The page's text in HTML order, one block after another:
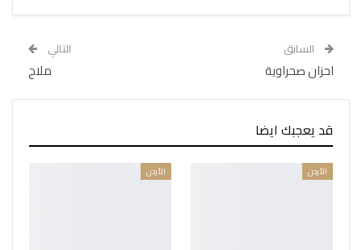
السابق
احزان صحراوية
التالي
ملاح
قد يعجبك ايضا
الأردن الأردن